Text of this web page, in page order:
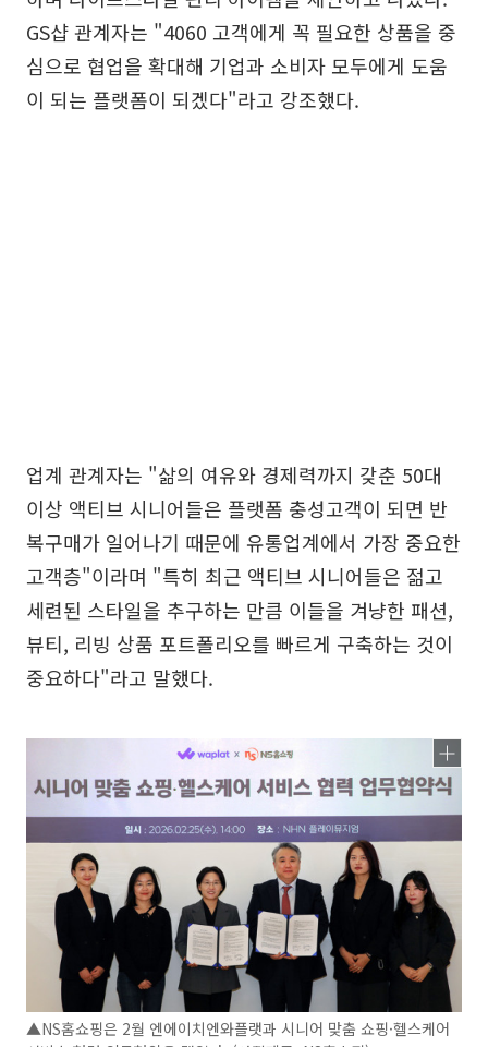
GS샵 관계자는 "4060 고객에게 꼭 필요한 상품을 중
심으로 협업을 확대해 기업과 소비자 모두에게 도움
이 되는 플랫폼이 되겠다"라고 강조했다.
업계 관계자는 "삶의 여유와 경제력까지 갖춘 50대
이상 액티브 시니어들은 플랫폼 충성고객이 되면 반
복구매가 일어나기 때문에 유통업계에서 가장 중요한
고객층"이라며 "특히 최근 액티브 시니어들은 젊고
세련된 스타일을 추구하는 만큼 이들을 겨냥한 패션,
뷰티, 리빙 상품 포트폴리오를 빠르게 구축하는 것이
중요하다"라고 말했다.
▲NS홈쇼핑은 2월 엔에이치엔와플랫과 시니어 맞춤 쇼핑·헬스케어